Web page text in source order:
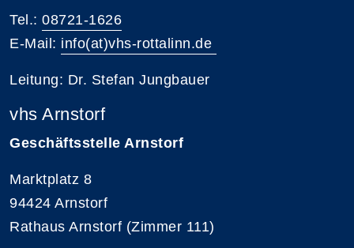
Tel.: 08721-1626
E-Mail: info(at)vhs-rottalinn.de
Leitung: Dr. Stefan Jungbauer
vhs Arnstorf
Geschäftsstelle Arnstorf
Marktplatz 8
94424 Arnstorf
Rathaus Arnstorf (Zimmer 111)